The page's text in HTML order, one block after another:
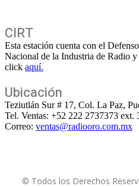
CIRT
Esta estación cuenta con el
Nacional de la Industria de Radio
click aquí.
Ubicación
Teziutlán Sur # 17, Col. La Paz,
Tel. Ventas: +52 222 2737373 ext.
Correo: ventas@radiooro.com.mx
© Todos los Derechos